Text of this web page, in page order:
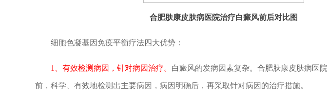
合肥肤康皮肤病医院治疗白癜风前后对比图
细胞色凝基因免疫平衡疗法四大优势：
1、有效检测病因，针对病因治疗。 白癜风的发病因素复杂。合肥肤康皮肤病医
前，科学、有效地检测出主要病因，病因明确后，再采取针对病因的治疗措施。